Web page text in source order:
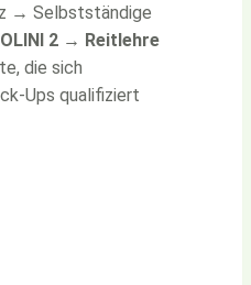
→ Selbstständige
2 → Reitlehre
die sich
Ups qualifiziert